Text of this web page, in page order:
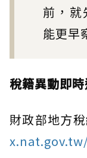
前，就
能更早
稅籍異動即
財政部地方